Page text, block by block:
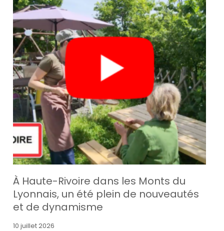
À Haute-Rivoire dans les Monts du
Lyonnais, un été plein de nouveautés
et de dynamisme
10 juillet 2026